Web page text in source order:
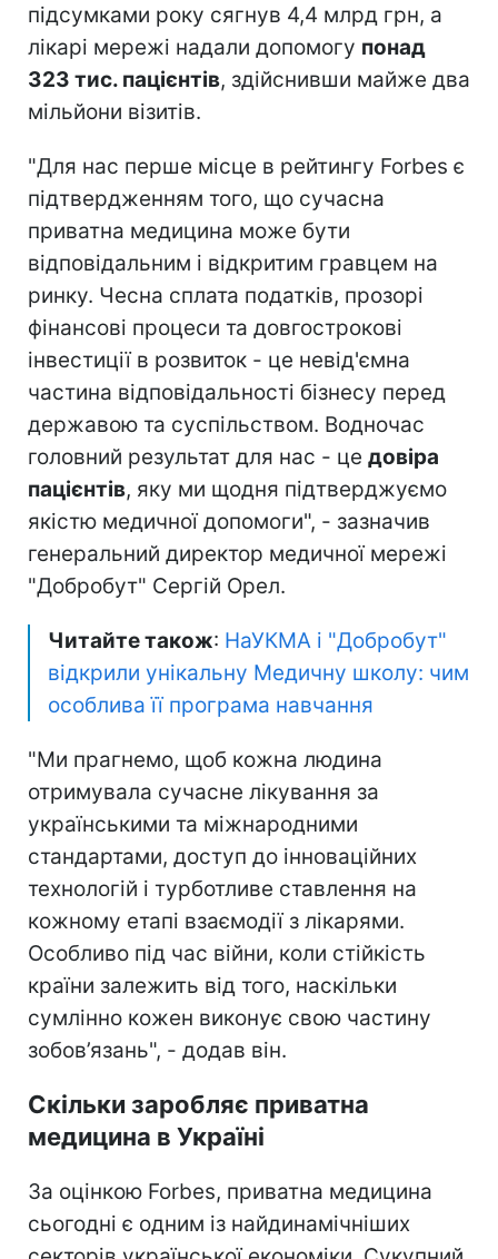
підсумками року сягнув 4,4 млрд грн, а
лікарі мережі надали допомогу понад
323 тис. пацієнтів, здійснивши майже два
мільйони візитів.
"Для нас перше місце в рейтингу Forbes є
підтвердженням того, що сучасна
приватна медицина може бути
відповідальним і відкритим гравцем на
ринку. Чесна сплата податків, прозорі
фінансові процеси та довгострокові
інвестиції в розвиток - це невід'ємна
частина відповідальності бізнесу перед
державою та суспільством. Водночас
головний результат для нас - це довіра
пацієнтів, яку ми щодня підтверджуємо
якістю медичної допомоги", - зазначив
генеральний директор медичної мережі
"Добробут" Сергій Орел.
Читайте також: НаУКМА і "Добробут"
відкрили унікальну Медичну школу: чим
особлива її програма навчання
"Ми прагнемо, щоб кожна людина
отримувала сучасне лікування за
українськими та міжнародними
стандартами, доступ до інноваційних
технологій і турботливе ставлення на
кожному етапі взаємодії з лікарями.
Особливо під час війни, коли стійкість
країни залежить від того, наскільки
сумлінно кожен виконує свою частину
зобов’язань", - додав він.
Скільки заробляє приватна
медицина в Україні
За оцінкою Forbes, приватна медицина
сьогодні є одним із найдинамічніших